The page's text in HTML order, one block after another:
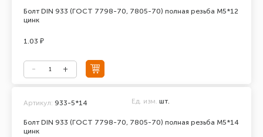
Болт DIN 933 (ГОСТ 7798-70, 7805-70) полная резьба М5*12
цинк
1.03 ₽
Болт DIN 933 (ГОСТ 7798-70, 7805-70) полная резьба М5*14
цинк
Артикул: 933-5*14 Ед. изм. шт.